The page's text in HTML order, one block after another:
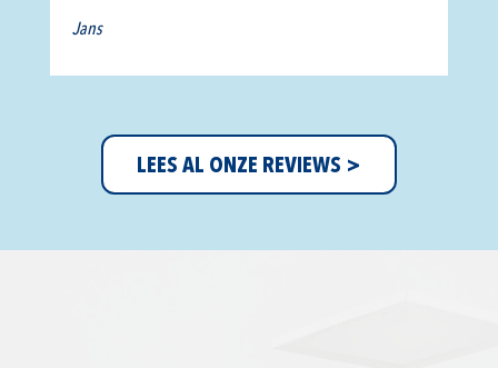
Jans
LEES AL ONZE REVIEWS >